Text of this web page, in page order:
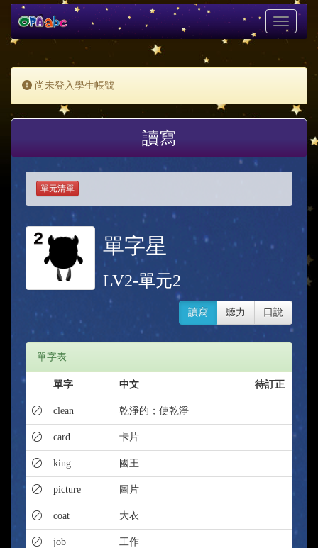
Toggle
尚未登入學生帳號
讀寫
單元清單
單字星
LV2-單元2
讀寫 聽力 口說
單字表
單字 中文 待訂正
clean 乾淨的；使乾淨
card 卡片
king 國王
picture 圖片
coat 大衣
job 工作